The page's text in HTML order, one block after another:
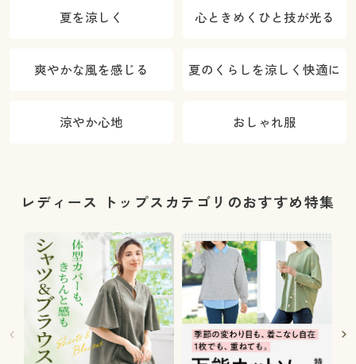
夏を涼しく 心ときめくひと技が光る
爽やかな風を感じる 夏のくらしを涼しく快適に
涼やか心地 おしゃれ服
レディース トップスカテゴリのおすすめ特集